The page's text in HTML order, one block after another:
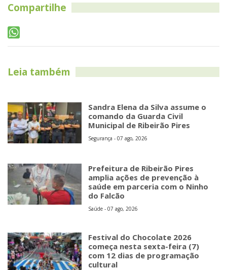
Compartilhe
Leia também
Sandra Elena da Silva assume o
comando da Guarda Civil
Municipal de Ribeirão Pires
Segurança - 07 ago, 2026
Prefeitura de Ribeirão Pires
amplia ações de prevenção à
saúde em parceria com o Ninho
do Falcão
Saúde - 07 ago, 2026
Festival do Chocolate 2026
começa nesta sexta-feira (7)
com 12 dias de programação
cultural